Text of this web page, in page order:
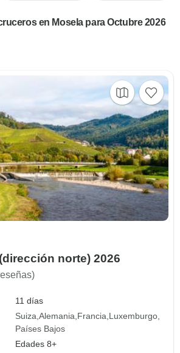
en Mosela para Octubre 2026
norte) 2026
11 días
Suiza Alemania Francia Luxemburgo
Países Bajos
Edades 8+